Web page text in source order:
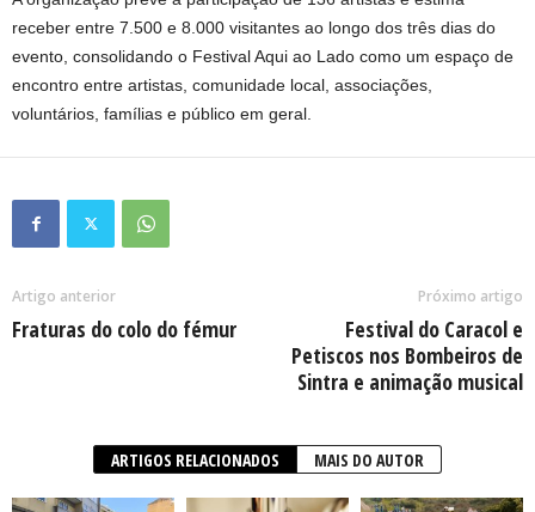
receber entre 7.500 e 8.000 visitantes ao longo dos três dias do
evento, consolidando o Festival Aqui ao Lado como um espaço de
encontro entre artistas, comunidade local, associações,
voluntários, famílias e público em geral.
Artigo anterior
Fraturas do colo do fémur
Próximo artigo
Festival do Caracol e
Petiscos nos Bombeiros de
Sintra e animação musical
ARTIGOS RELACIONADOS MAIS DO AUTOR